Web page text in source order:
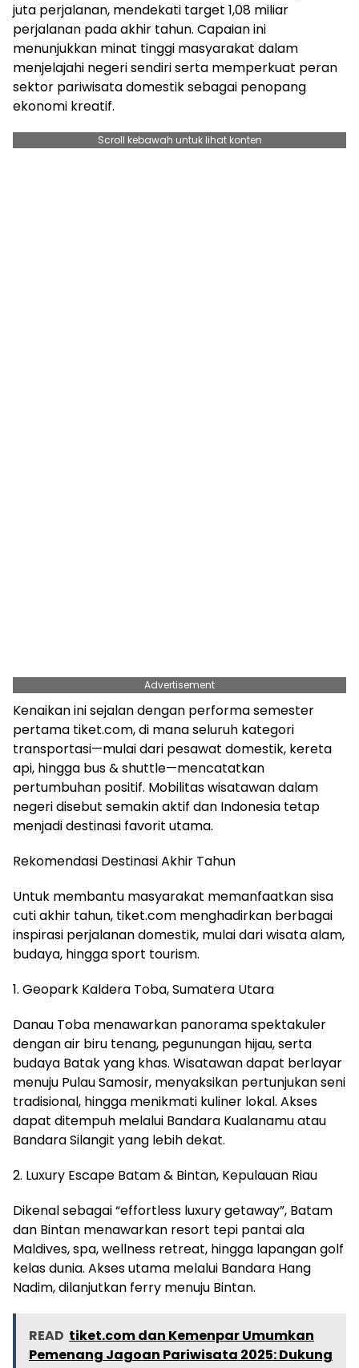
juta perjalanan, mendekati target 1,08 miliar
perjalanan pada akhir tahun. Capaian ini
menunjukkan minat tinggi masyarakat dalam
menjelajahi negeri sendiri serta memperkuat peran
sektor pariwisata domestik sebagai penopang
ekonomi kreatif.
Scroll kebawah untuk lihat konten
Advertisement
Kenaikan ini sejalan dengan performa semester
pertama tiket.com, di mana seluruh kategori
transportasi—mulai dari pesawat domestik, kereta
api, hingga bus & shuttle—mencatatkan
pertumbuhan positif. Mobilitas wisatawan dalam
negeri disebut semakin aktif dan Indonesia tetap
menjadi destinasi favorit utama.
Rekomendasi Destinasi Akhir Tahun
Untuk membantu masyarakat memanfaatkan sisa
cuti akhir tahun, tiket.com menghadirkan berbagai
inspirasi perjalanan domestik, mulai dari wisata alam,
budaya, hingga sport tourism.
1. Geopark Kaldera Toba, Sumatera Utara
Danau Toba menawarkan panorama spektakuler
dengan air biru tenang, pegunungan hijau, serta
budaya Batak yang khas. Wisatawan dapat berlayar
menuju Pulau Samosir, menyaksikan pertunjukan seni
tradisional, hingga menikmati kuliner lokal. Akses
dapat ditempuh melalui Bandara Kualanamu atau
Bandara Silangit yang lebih dekat.
2. Luxury Escape Batam & Bintan, Kepulauan Riau
Dikenal sebagai “effortless luxury getaway”, Batam
dan Bintan menawarkan resort tepi pantai ala
Maldives, spa, wellness retreat, hingga lapangan golf
kelas dunia. Akses utama melalui Bandara Hang
Nadim, dilanjutkan ferry menuju Bintan.
READ tiket.com dan Kemenpar Umumkan
Pemenang Jagoan Pariwisata 2025: Dukung